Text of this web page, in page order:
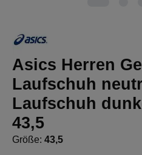
Asics Herren
Laufschuh
Laufschuh
43,5
Größe: 43,5